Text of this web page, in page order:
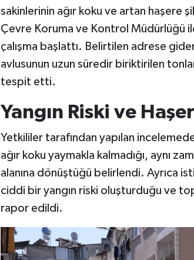
sakinlerinin ağır koku ve artan haşere
Çevre Koruma ve Kontrol Müdürlüğü
çalışma başlattı. Belirtilen adrese
avlusunun uzun süredir biriktirilen
tespit etti.
Yangın Riski ve
Yetkililer tarafından yapılan
ağır koku yaymakla kalmadığı, aynı
alanına dönüştüğü belirlendi. Ayrıca
ciddi bir yangın riski oluşturduğu ve
rapor edildi.